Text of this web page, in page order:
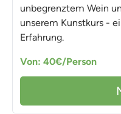
unbegrenztem Wein
unserem Kunstkurs -
Erfahrung.
Von: 40€/Person